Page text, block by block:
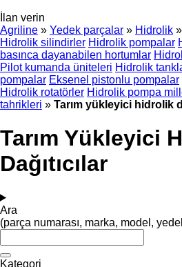
İlan verin
Agriline » Yedek parçalar » Hidrolik »
Hidrolik silindirler Hidrolik pompalar
basınca dayanabilen hortumlar
Pilot kumanda üniteleri Hidrolik
pompalar Eksenel pistonlu pompalar
Hidrolik rotatörler Hidrolik pompa
tahrikleri » Tarım yükleyici hidrolik
Tarım Yükleyici
Dağıtıcılar
Ara
(parça numarası, marka, model,
Kategori